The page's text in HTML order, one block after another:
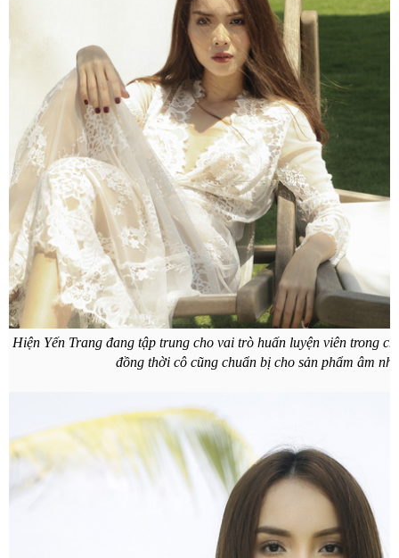
Hiện Yến Trang đang tập trung cho vai trò huấn luyện viên trong
đồng thời cô cũng chuẩn bị cho sản phẩm âm